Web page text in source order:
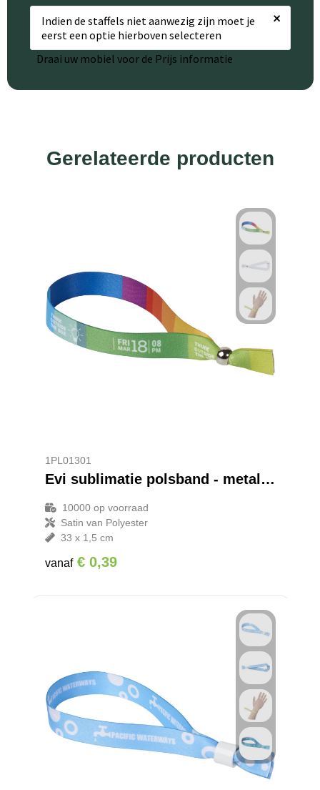
Indien de staffels niet aanwezig zijn moet je
eerst een optie hierboven selecteren
×
Draai uw mobiel voor de Prijs informatie
Gerelateerde producten
1PL01301
Evi sublimatie polsband - metalen sluiting
10000op voorraad
Satin van Polyester
33 x 1,5 cm
vanaf € 0,39